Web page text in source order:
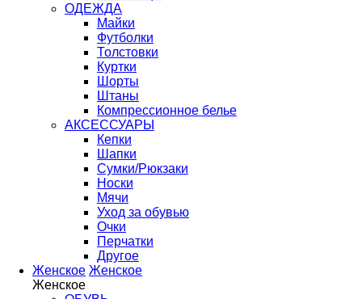
ОДЕЖДА
Майки
Футболки
Толстовки
Куртки
Шорты
Штаны
Компрессионное белье
АКСЕССУАРЫ
Кепки
Шапки
Сумки/Рюкзаки
Носки
Мячи
Уход за обувью
Очки
Перчатки
Другое
Женское Женское
Женское